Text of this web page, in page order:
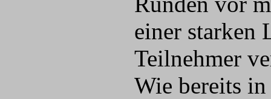
einer starken
Teilnehmer
Wie bereits